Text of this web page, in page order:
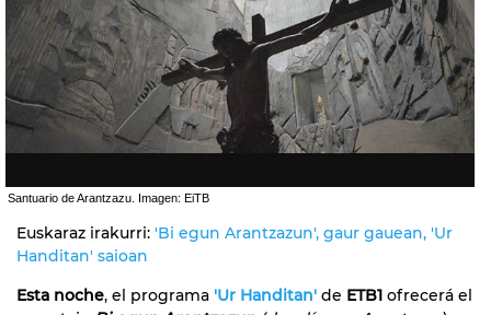
Santuario de Arantzazu. Imagen: EiTB
Euskaraz irakurri: 'Bi egun Arantzazun', gaur gauean, 'Ur
Handitan' saioan
Esta noche, el programa 'Ur Handitan' de ETB1 ofrecerá el